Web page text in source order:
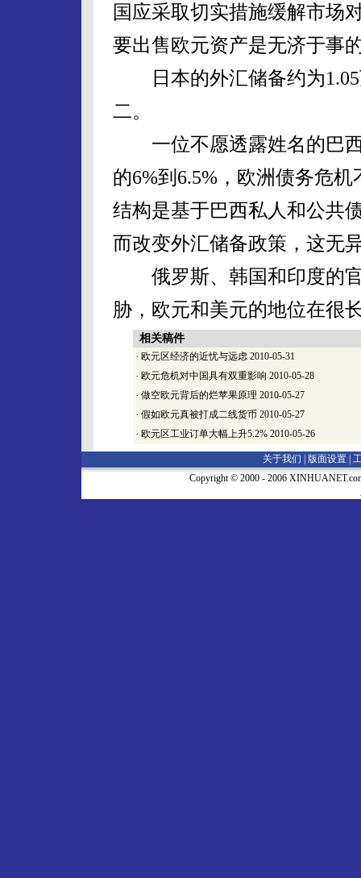
国应采取切实措施缓解市场
要出售欧元资产是无济于事
日本的外汇储备约为1.05
二。
一位不愿透露姓名的巴西
的6%到6.5%，欧洲债务危
结构是基于巴西私人和公共
而改变外汇储备政策，这无
俄罗斯、韩国和印度的官
胁，欧元和美元的地位在很
相关稿件
· 欧元区经济的近忧与远虑 2010-05-31
· 欧元危机对中国具有双重影响 2010-05-28
· 做空欧元背后的烂苹果原理 2010-05-27
· 假如欧元真被打成二线货币 2010-05-27
· 欧元区工业订单大幅上升5.2% 2010-05-26
关于我们 | 版面设置
Copyright © 2000 - 2006